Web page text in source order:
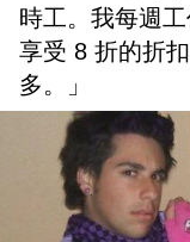
時工。我每週
享受 8 折的折
多。」